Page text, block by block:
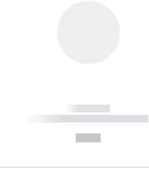
------------
----------- ----------- ----------